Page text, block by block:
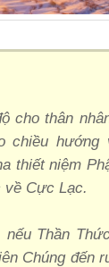
cho thân
chiều
thiết niệm
về Cực Lạc.
Thần
Chúng đến